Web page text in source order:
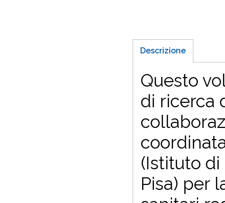
Descrizione
Questo
di ricerca
(Istituto di
Pisa) per